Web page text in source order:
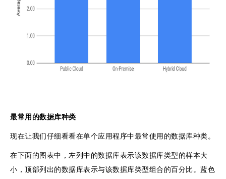
最常用的数据库种类
现在让我们仔细看看在单个应用程序中最常使用的数据库种类。
在下面的图表中，左列中的数据库表示该数据库类型的样本大
小，顶部列出的数据库表示与该数据库类型组合的百分比。蓝色